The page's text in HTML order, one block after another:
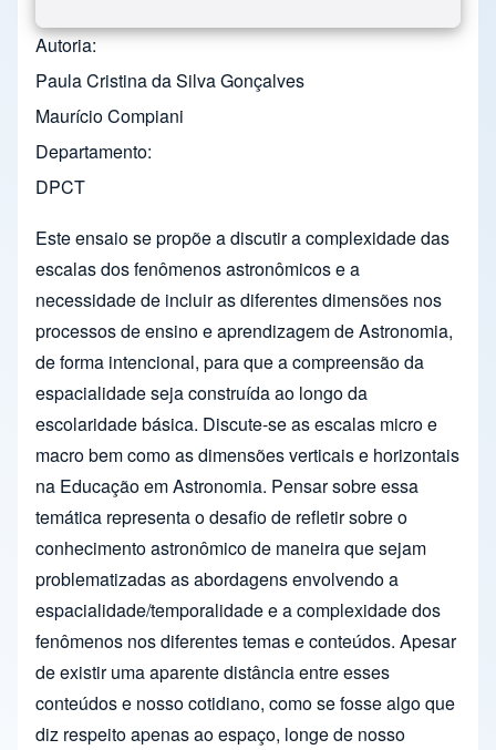
Autoria
Paula Cristina da Silva Gonçalves
Maurício Compiani
Departamento
DPCT
Este ensaio se propõe a discutir a complexidade das
escalas dos fenômenos astronômicos e a
necessidade de incluir as diferentes dimensões nos
processos de ensino e aprendizagem de Astronomia,
de forma intencional, para que a compreensão da
espacialidade seja construída ao longo da
escolaridade básica. Discute-se as escalas micro e
macro bem como as dimensões verticais e horizontais
na Educação em Astronomia. Pensar sobre essa
temática representa o desafio de refletir sobre o
conhecimento astronômico de maneira que sejam
problematizadas as abordagens envolvendo a
espacialidade/temporalidade e a complexidade dos
fenômenos nos diferentes temas e conteúdos. Apesar
de existir uma aparente distância entre esses
conteúdos e nosso cotidiano, como se fosse algo que
diz respeito apenas ao espaço, longe de nosso